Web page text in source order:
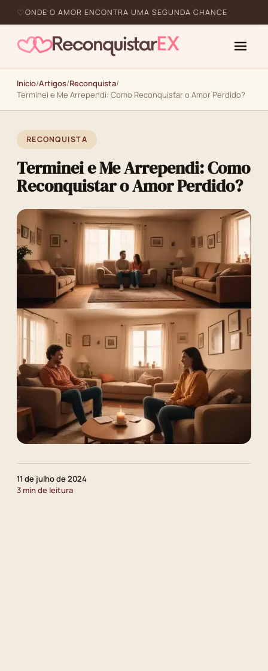
ONDE O AMOR ENCONTRA UMA SEGUNDA CHANCE
Início/Artigos/Reconquista/
Terminei e Me Arrependi: Como Reconquistar o Amor Perdido?
RECONQUISTA
Terminei e Me Arrependi: Como
Reconquistar o Amor Perdido?
11 de julho de 2024
3 min de leitura